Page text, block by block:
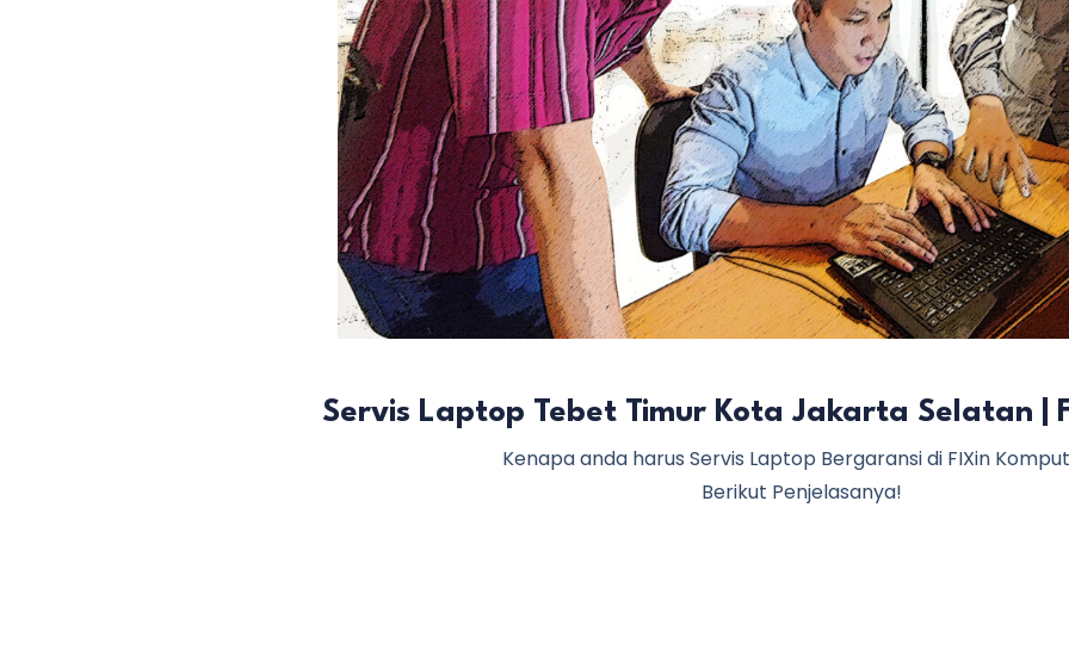
Servis Laptop Tebet Timur Kota Jakarta Selatan |
Kenapa anda harus Servis Laptop Bergaransi di FIXin
Berikut Penjelasanya!